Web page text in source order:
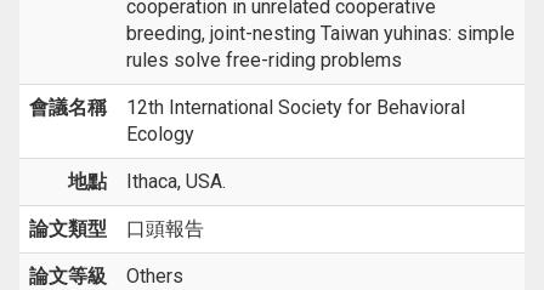
cooperation in unrelated cooperative
breeding, joint-nesting Taiwan yuhinas: simple
rules solve free-riding problems
會議名稱
12th International Society for Behavioral
Ecology
地點 Ithaca, USA.
論文類型 口頭報告
論文等級 Others